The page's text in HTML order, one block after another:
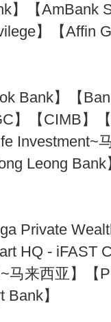
】【
】【Affin
Bank】【
】【CIMB】
Leong
Private
HQ - iFAST
马来西亚】
Bank】